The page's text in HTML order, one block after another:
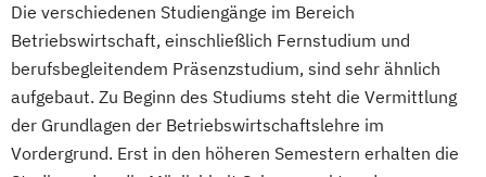
Engineering (DE/EN)
Engineering Management (DE/EN)
Entrepreneurship (DE/EN)
Ergotherapie
Ernährungswissenschaften
Erwachsenenbildung
Die verschiedenen Studiengänge im Bereich
Betriebswirtschaft, einschließlich Fernstudium und
berufsbegleitendem Präsenzstudium, sind sehr ähnlich
aufgebaut. Zu Beginn des Studiums steht die Vermittlung
der Grundlagen der Betriebswirtschaftslehre im
Vordergrund. Erst in den höheren Semestern erhalten die